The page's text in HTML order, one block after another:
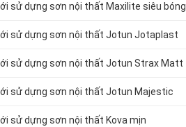
sử dựng sơn nội thất Maxilite siêu bóng
sử dựng sơn nội thất Jotun Jotaplast
sử dựng sơn nội thất Jotun Strax Matt
sử dựng sơn nội thất Jotun Majestic
sử dựng sơn nội thất Kova mịn